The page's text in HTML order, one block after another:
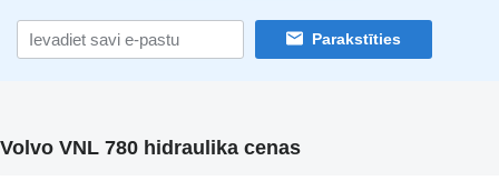
Parakstīties
Volvo VNL 780 hidraulika cenas